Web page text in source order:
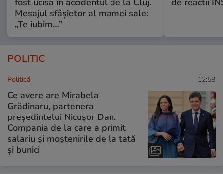
Mesajul sfâșietor al mamei sale:
„Te iubim…”
POLITIC
Politică 12:58
Ce avere are Mirabela
Grădinaru, partenera
președintelui Nicușor Dan.
Compania de la care a primit
salariu și moștenirile de la tată
și bunici